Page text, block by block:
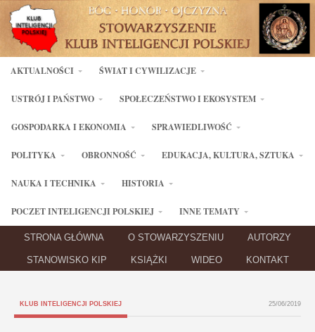
AKTUALNOŚCI ŚWIAT I CYWILIZACJE
USTRÓJ I PAŃSTWO SPOŁECZEŃSTWO I EKOSYSTEM
GOSPODARKA I EKONOMIA SPRAWIEDLIWOŚĆ
POLITYKA OBRONNOŚĆ EDUKACJA, KULTURA, SZTUKA
NAUKA I TECHNIKA HISTORIA
POCZET INTELIGENCJI POLSKIEJ INNE TEMATY
STRONA GŁÓWNA O STOWARZYSZENIU AUTORZY
STANOWISKO KIP KSIĄŻKI WIDEO KONTAKT
KLUB INTELIGENCJI POLSKIEJ 25/06/2019